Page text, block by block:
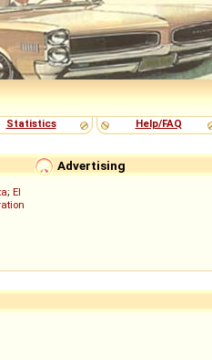
Statistics Help/FAQ
Advertising
; El